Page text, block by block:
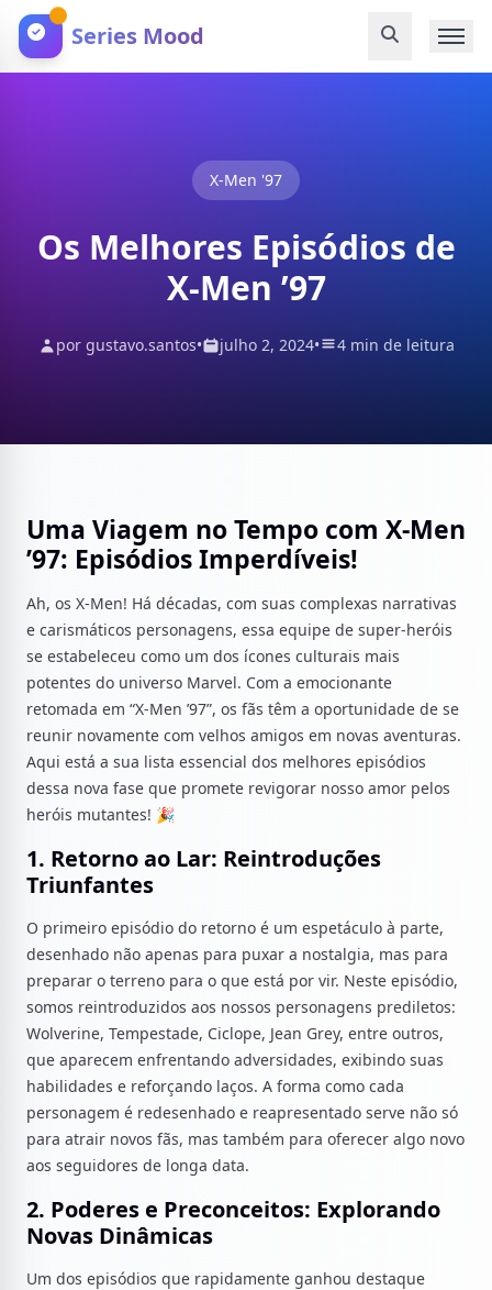
Series Mood
X-Men '97
Os Melhores Episódios de
X-Men ’97
por gustavo.santos• julho 2, 2024• 4 min de leitura
Uma Viagem no Tempo com X-Men
’97: Episódios Imperdíveis!
Ah, os X-Men! Há décadas, com suas complexas narrativas
e carismáticos personagens, essa equipe de super-heróis
se estabeleceu como um dos ícones culturais mais
potentes do universo Marvel. Com a emocionante
retomada em “X-Men ’97”, os fãs têm a oportunidade de se
reunir novamente com velhos amigos em novas aventuras.
Aqui está a sua lista essencial dos melhores episódios
dessa nova fase que promete revigorar nosso amor pelos
heróis mutantes! 🎉
1. Retorno ao Lar: Reintroduções
Triunfantes
O primeiro episódio do retorno é um espetáculo à parte,
desenhado não apenas para puxar a nostalgia, mas para
preparar o terreno para o que está por vir. Neste episódio,
somos reintroduzidos aos nossos personagens prediletos:
Wolverine, Tempestade, Ciclope, Jean Grey, entre outros,
que aparecem enfrentando adversidades, exibindo suas
habilidades e reforçando laços. A forma como cada
personagem é redesenhado e reapresentado serve não só
para atrair novos fãs, mas também para oferecer algo novo
aos seguidores de longa data.
2. Poderes e Preconceitos: Explorando
Novas Dinâmicas
Um dos episódios que rapidamente ganhou destaque